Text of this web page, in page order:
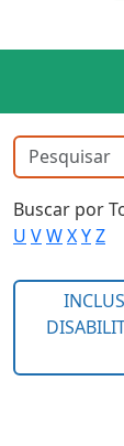
Buscar por
U VWXYZ